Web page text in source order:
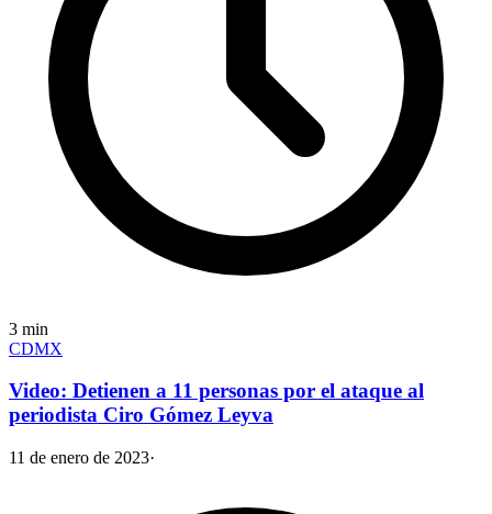
3 min
CDMX
Video: Detienen a 11 personas por el ataque al
periodista Ciro Gómez Leyva
11 de enero de 2023·